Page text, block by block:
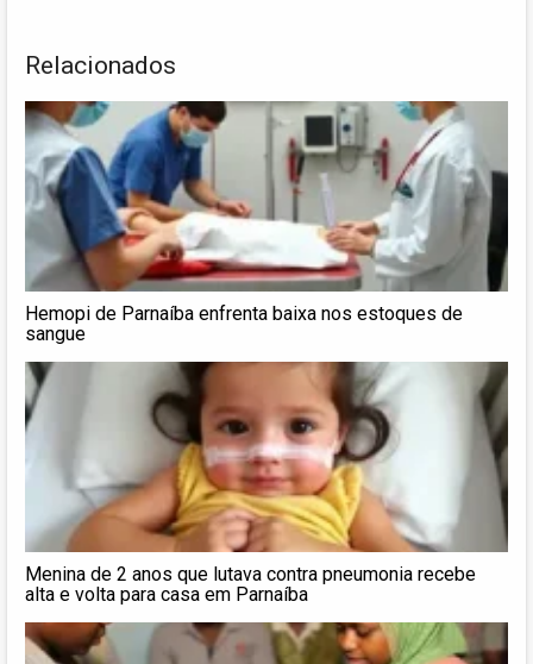
Relacionados
Hemopi de Parnaíba enfrenta baixa nos estoques de
sangue
Menina de 2 anos que lutava contra pneumonia recebe
alta e volta para casa em Parnaíba